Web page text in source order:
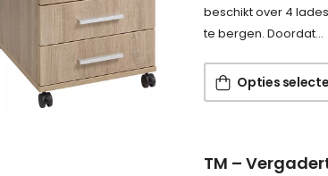
beschikt over 4
te bergen. Doordat…
Opties
TM –